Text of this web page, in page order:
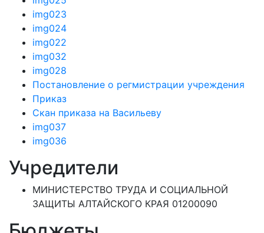
img023
img024
img022
img032
img028
Постановление о регмистрации учреждения
Приказ
Скан приказа на Васильеву
img037
img036
Учредители
МИНИСТЕРСТВО ТРУДА И СОЦИАЛЬНОЙ
ЗАЩИТЫ АЛТАЙСКОГО КРАЯ 01200090